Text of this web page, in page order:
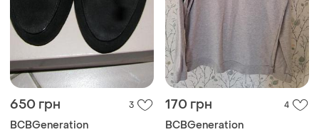
650 грн 3
BCBGeneration
170 грн 4
BCBGeneration